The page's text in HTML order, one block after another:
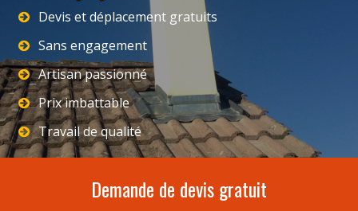
Devis et déplacement gratuits
Sans engagement
Artisan passionné
Prix imbattable
Travail de qualité
Demande de devis gratuit